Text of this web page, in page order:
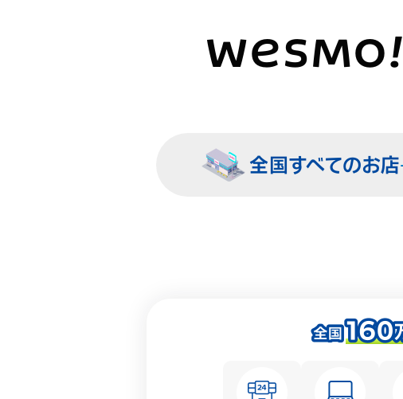
WESMO!
全国すべてのお店